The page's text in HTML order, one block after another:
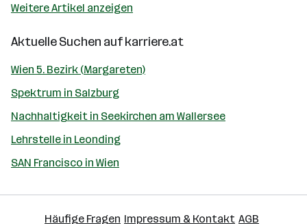
Weitere Artikel anzeigen
Aktuelle Suchen aufkarriere.at
Wien 5. Bezirk (Margareten)
Spektrum in Salzburg
Nachhaltigkeit in Seekirchen am Wallersee
Lehrstelle in Leonding
SAN Francisco in Wien
Häufige Fragen Impressum & Kontakt AGB